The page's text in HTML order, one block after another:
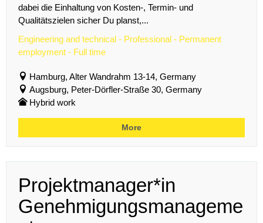
dabei die Einhaltung von Kosten-, Termin- und
Qualitätszielen sicher Du planst,...
Engineering and technical - Professional - Permanent
employment - Full time
Hamburg, Alter Wandrahm 13-14, Germany
Augsburg, Peter-Dörfler-Straße 30, Germany
Hybrid work
More
Projektmanager*in
Genehmigungsmanageme